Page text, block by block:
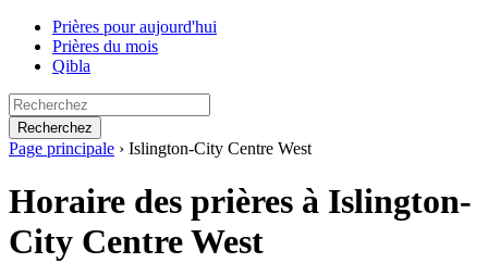
Prières pour aujourd'hui
Prières du mois
Qibla
Recherchez
Page principale › Islington-City Centre West
Horaire des prières à Islington-
City Centre West